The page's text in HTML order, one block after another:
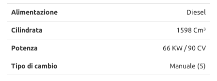
Alimentazione Diesel
Cilindrata 1598 Cm³
Potenza 66 KW / 90 CV
Tipo di cambio Manuale (5)
questi
di
tracciamento
si
rimanda
alla
cookie